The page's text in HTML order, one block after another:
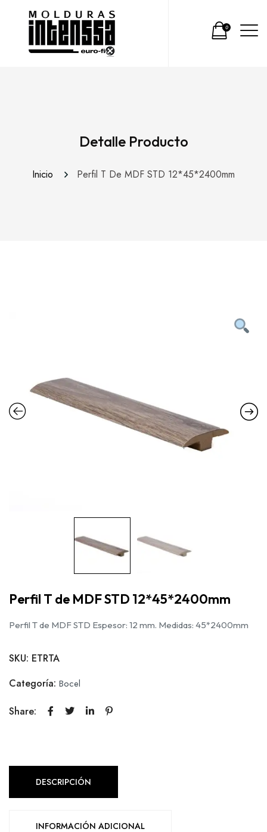
0
Detalle Producto
Inicio Perfil T De MDF STD 12*45*2400mm
Perfil T de MDF STD 12*45*2400mm
Perfil T de MDF STD Espesor: 12 mm. Medidas: 45*2400mm
SKU: ETRTA
Categoría: Bocel
Share:
DESCRIPCIÓN
INFORMACIÓN ADICIONAL